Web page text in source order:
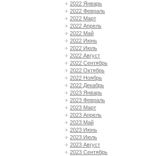
2022 Январь
2022 Февраль
2022 Март
2022 Апрель
2022 Май
2022 Июнь
2022 Июль
2022 Август
2022 Сентябрь
2022 Октябрь
2022 Ноябрь
2022 Декабрь
2023 Январь
2023 Февраль
2023 Март
2023 Апрель
2023 Май
2023 Июнь
2023 Июль
2023 Август
2023 Сентябрь